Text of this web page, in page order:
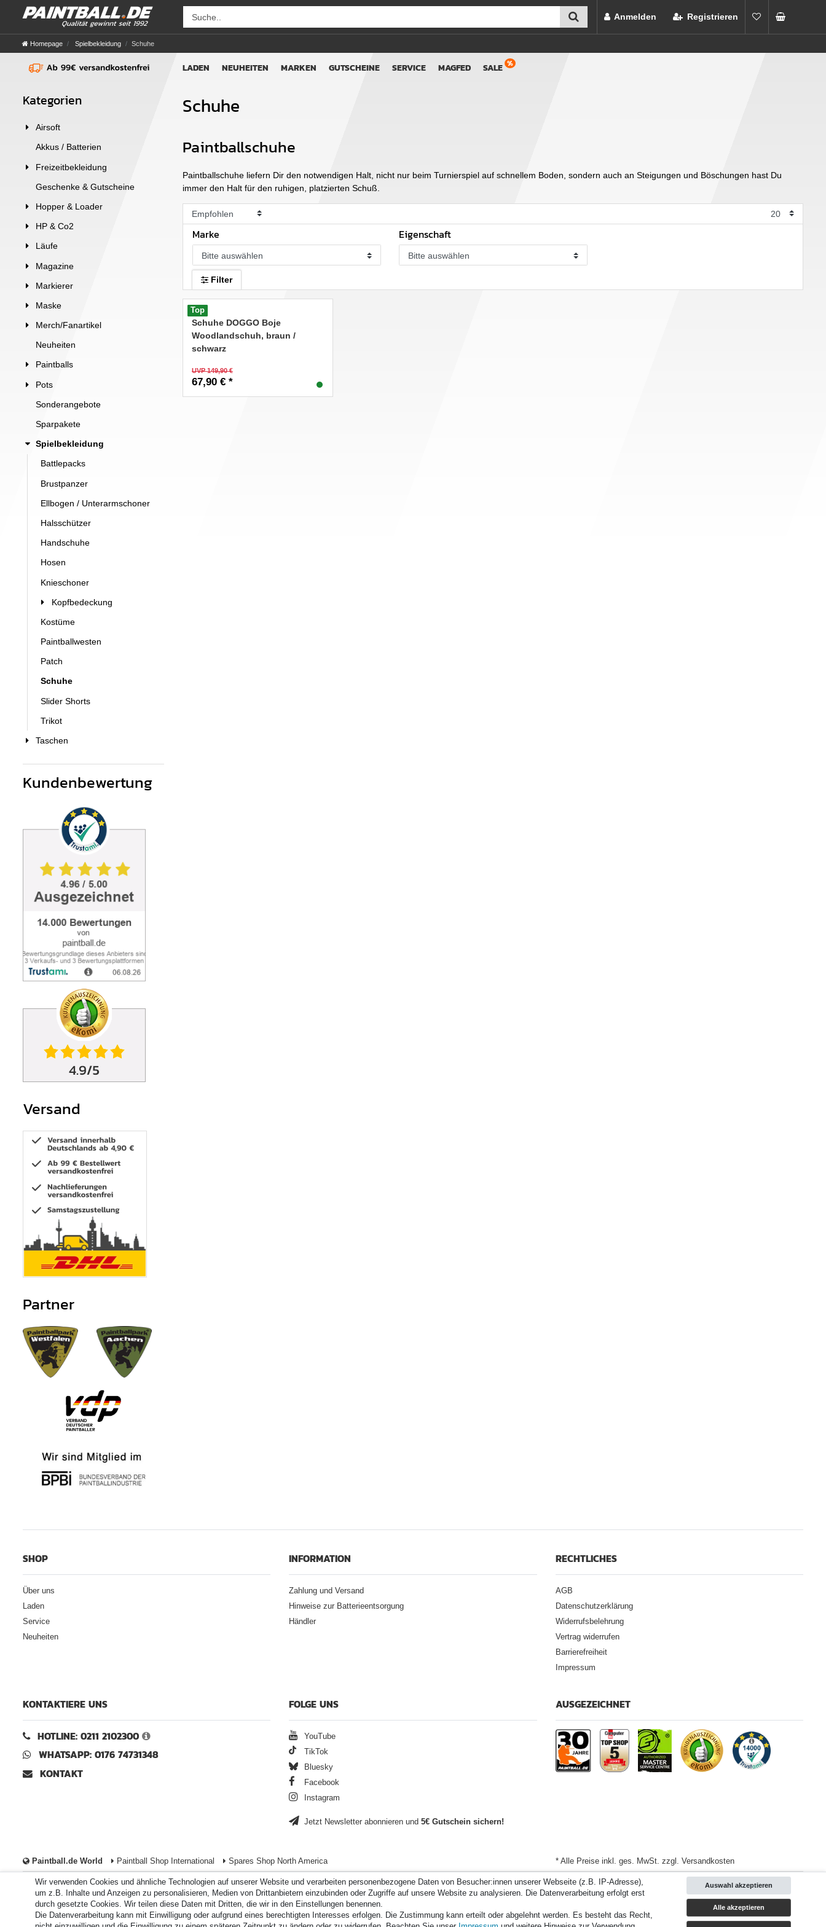
Anmelden Registrieren
Homepage Spielbekleidung Schuhe
LADEN NEUHEITEN MARKEN GUTSCHEINE SERVICE MAGFED SALE
Kategorien
Airsoft
Akkus / Batterien
Freizeitbekleidung
Geschenke & Gutscheine
Hopper & Loader
HP & Co2
Läufe
Magazine
Markierer
Maske
Merch/Fanartikel
Neuheiten
Paintballs
Pots
Sonderangebote
Sparpakete
Spielbekleidung
Battlepacks
Brustpanzer
Ellbogen / Unterarmschoner
Halsschützer
Handschuhe
Hosen
Knieschoner
Kopfbedeckung
Kostüme
Paintballwesten
Patch
Schuhe
Slider Shorts
Trikot
Taschen
Kundenbewertung
Versand
Partner
Schuhe
Paintballschuhe
Paintballschuhe liefern Dir den notwendigen Halt, nicht nur beim Turnierspiel auf schnellem Boden, sondern auch an Steigungen und Böschungen hast Du
immer den Halt für den ruhigen, platzierten Schuß.
Marke
Bitte auswählen
Eigenschaft
Bitte auswählen
Filter
Top
Schuhe DOGGO Boje
Woodlandschuh, braun /
schwarz
UVP 149,90 €
67,90 € *
SHOP
Über uns
Laden
Service
Neuheiten
INFORMATION
Zahlung und Versand
Hinweise zur Batterieentsorgung
Händler
RECHTLICHES
AGB
Datenschutzerklärung
Widerrufsbelehrung
Vertrag widerrufen
Barrierefreiheit
Impressum
KONTAKTIERE UNS
HOTLINE: 0211 2102300
WHATSAPP: 0176 74731348
KONTAKT
FOLGE UNS
YouTube
TikTok
Bluesky
Facebook
Instagram
Jetzt Newsletter abonnieren und5€ Gutschein sichern!
AUSGEZEICHNET
Paintball.de World Paintball Shop International Spares Shop North America * Alle Preise inkl. ges. MwSt. zzgl. Versandkosten
Zahlungsarten Versand
Durchschnittliche Bewertung von paintball.de bei Trustami: mit14.000Bewertungen | Bewertungsgrundlage des Anbieters: 3 Verkaufs- und 3 Bewertungsplattformen | TOP 10% EKomi | 22 Jahre Erfahrung
Wir verwenden Cookies und ähnliche Technologien auf unserer Website und verarbeiten personenbezogene Daten von Besucher:innen unserer Webseite (z.B. IP-Adresse),
um z.B. Inhalte und Anzeigen zu personalisieren, Medien von Drittanbietern einzubinden oder Zugriffe auf unsere Website zu analysieren. Die Datenverarbeitung erfolgt erst
durch gesetzte Cookies. Wir teilen diese Daten mit Dritten, die wir in den Einstellungen benennen.
Die Datenverarbeitung kann mit Einwilligung oder aufgrund eines berechtigten Interesses erfolgen. Die Zustimmung kann erteilt oder abgelehnt werden. Es besteht das Recht,
Alle akzeptieren
Auswahl akzeptieren